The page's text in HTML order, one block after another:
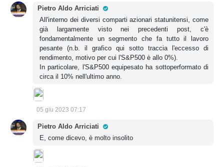
Pietro Aldo Arriciati
All'interno dei diversi comparti azionari statunitensi, come
già largamente visto nei precedenti post, c'è
fondamentalmente un segmento che fa tutto il lavoro
pesante (n.b. il grafico qui sotto traccia l'eccesso di
rendimento, motivo per cui l'S&P500 è allo 0%).
In particolare, l'S&P500 equipesato ha sottoperformato di
circa il 10% nell'ultimo anno.
05 giu 2023 07:17
Pietro Aldo Arriciati
E, come dicevo, è molto insolito